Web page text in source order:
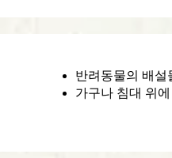
반려동물의 배설
가구나 침대 위